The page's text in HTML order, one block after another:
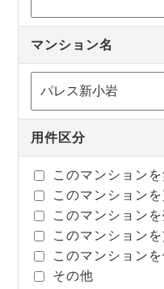
マンション名
用件区分
このマンション
このマンション
このマンション
このマンション
このマンション
その他